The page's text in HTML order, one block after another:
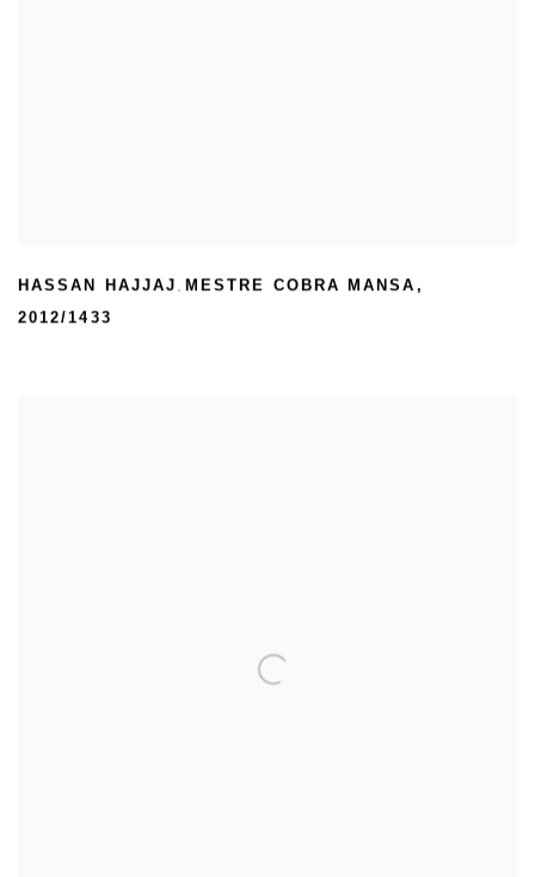
HASSAN HAJJAJ ,MESTRE COBRA MANSA ,
2012/1433